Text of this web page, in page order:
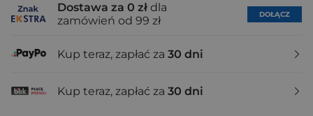
Dostawa za 0 zł dla
zamówień od 99 zł
DOŁĄCZ
Kup teraz, zapłać za 30 dni
Kup teraz, zapłać za 30 dni